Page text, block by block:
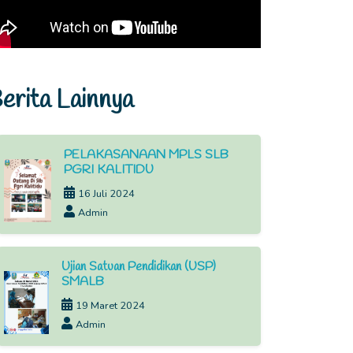
Lainnya
PELAKASANAAN MPLS SLB
PGRI KALITIDU
16 Juli 2024
Admin
Ujian Satuan Pendidikan (USP)
SMALB
19 Maret 2024
Admin